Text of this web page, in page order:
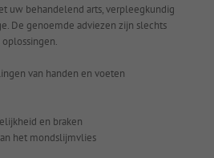
uw behandelend arts, verpleegkundig
De genoemde adviezen zijn slechts
van handen en voeten
en braken
het mondslijmvlies